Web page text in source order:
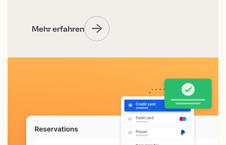
Mehr erfahren